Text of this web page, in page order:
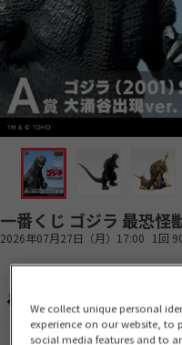
一番くじ ゴジラ 最恐怪
2026年07月27日（月）17:00 1回
We collect unique personal
experience on our website,
social media features and to